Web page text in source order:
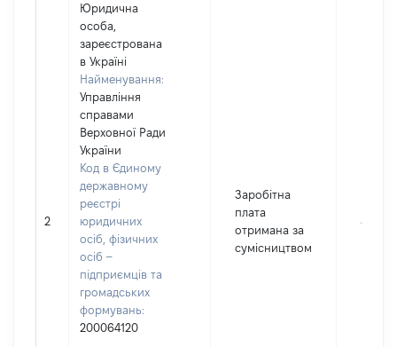
2
Юридична
особа,
зареєстрована
в Україні
Найменування:
Управління
справами
Верховної Ради
України
Код в Єдиному
державному
реєстрі
юридичних
осіб, фізичних
осіб –
підприємців та
громадських
формувань:
200064120
Заробітна
плата
отримана за
сумісництвом
84643